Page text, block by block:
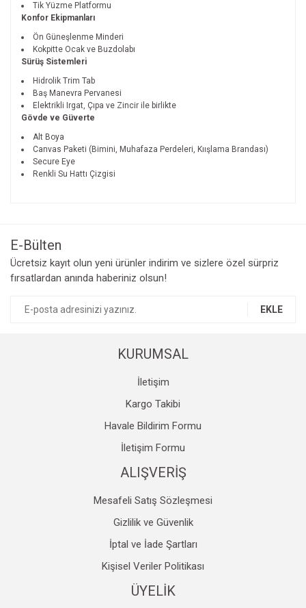
Tik Yüzme Platformu
Konfor Ekipmanları
Ön Güneşlenme Minderi
Kokpitte Ocak ve Buzdolabı
Sürüş Sistemleri
Hidrolik Trim Tab
Baş Manevra Pervanesi
Elektrikli Irgat, Çıpa ve Zincir ile birlikte
Gövde ve Güverte
Alt Boya
Canvas Paketi (Bimini, Muhafaza Perdeleri, Kıışlama Brandası)
Secure Eye
Renkli Su Hattı Çizgisi
Ürün resmi kalitesiz, bozuk veya görüntülenemiyor.
Ürün açıklamasında eksik bilgiler bulunuyor.
Gönder
E-Bülten
Ücretsiz kayıt olun yeni ürünler indirim ve sizlere özel sürpriz
fırsatlardan anında haberiniz olsun!
EKLE
KURUMSAL
İletişim
Kargo Takibi
Havale Bildirim Formu
İletişim Formu
ALIŞVERİŞ
Mesafeli Satış Sözleşmesi
Gizlilik ve Güvenlik
İptal ve İade Şartları
Kişisel Veriler Politikası
ÜYELİK